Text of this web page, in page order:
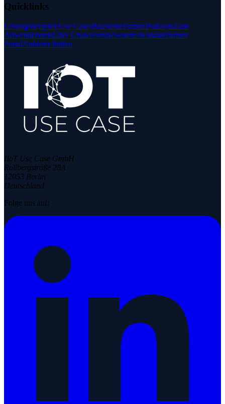
Quicklinks
LösungsbeispieleUse CasesBausteinePartnerPodcastsZum
AnwenderkreisÜber UnsEventsNewsletterKontaktPartner
PortalAnbieter finden
IIoT Use Case GmbH
Rollbergstraße 28A
12053 Berlin
Deutschland
Folge uns auf: